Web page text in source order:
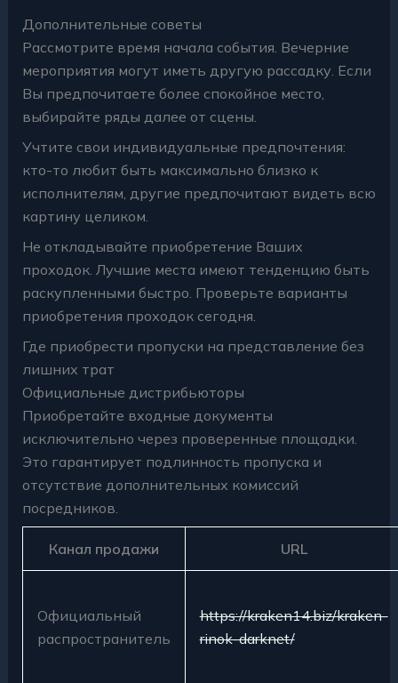
Дополнительные советы
Рассмотрите время начала события. Вечерние
мероприятия могут иметь другую рассадку. Если
Вы предпочитаете более спокойное место,
выбирайте ряды далее от сцены.
Учтите свои индивидуальные предпочтения:
кто-то любит быть максимально близко к
исполнителям, другие предпочитают видеть всю
картину целиком.
Не откладывайте приобретение Ваших
проходок. Лучшие места имеют тенденцию быть
раскупленными быстро. Проверьте варианты
приобретения проходок сегодня.
Где приобрести пропуски на представление без
лишних трат
Официальные дистрибьюторы
Приобретайте входные документы
исключительно через проверенные площадки.
Это гарантирует подлинность пропуска и
отсутствие дополнительных комиссий
посредников.
Канал продажи URL
Официальный
распространитель
https://kraken14.biz/kraken-
rinok-darknet/